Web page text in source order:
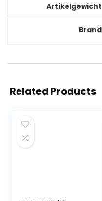
Artikelgewicht
Brand
Related Products